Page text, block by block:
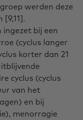
werden deze
bij een
(cyclus langer
korter dan 21
cyclus (cyclus
van het
en bij
menorragie